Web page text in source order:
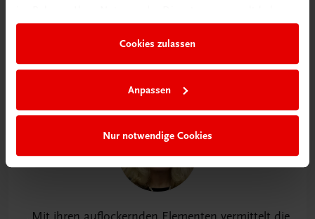
Cookies zulassen
Anpassen
Nur notwendige Cookies